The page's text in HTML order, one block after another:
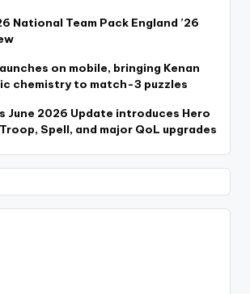
National Team Pack England ’26
on mobile, bringing Kenan
chemistry to match-3 puzzles
June 2026 Update introduces Hero
Spell, and major QoL upgrades